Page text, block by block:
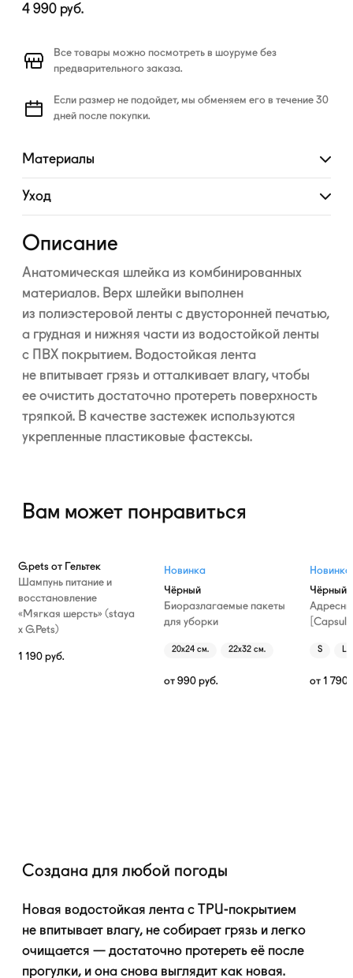
4 990 руб.
Все товары можно посмотреть в шоуруме без
предварительного заказа.
Если размер не подойдет, мы обменяем его в течение 30
дней после покупки.
Материалы
Развернуть
Уход
Развернуть
Описание
Анатомическая шлейка из комбинированных
материалов. Верх шлейки выполнен
из полиэстеровой ленты с двусторонней печатью,
а грудная и нижняя части из водостойкой ленты
с ПВХ покрытием. Водостойкая лента
не впитывает грязь и отталкивает влагу, чтобы
ее очистить достаточно протереть поверхность
тряпкой. В качестве застежек используются
укрепленные пластиковые фастексы.
Вам может понравиться
G.pets от Гельтек
Шампунь питание и
восстановление
«Мягкая шерсть» (staya
х G.Pets)
1 190 руб.
Новинка
Чёрный
Биоразлагаемые пакеты
для уборки
20х24 см. 22х32 см.
от 990 руб.
Новинка
Чёрный
S L
от 1 790
Создана для любой погоды
Новая водостойкая лента с TPU-покрытием
не впитывает влагу, не собирает грязь и легко
очищается — достаточно протереть её после
прогулки, и она снова выглядит как новая.